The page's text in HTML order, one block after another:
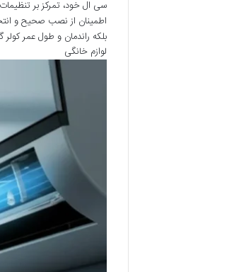
اطمینان از نصب صحیح و
بلکه راندمان و طول عمر
لوازم خانگی